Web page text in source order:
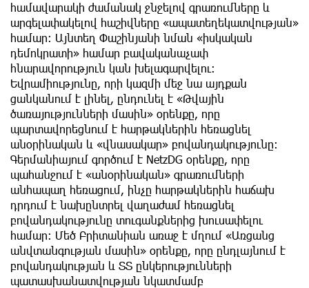
համավարակի ժամանակ ջնջելով գրառումները և
արգելափակելով հաշիվները «ապատեղեկատվության»
համար: Այնտեղ Փաշինյանի նման «իսկական
դեմոկրատի» համար բավականաչափ
հնարավորություն կան խելագարվելու։
Եվրամիությունը, որի կազմի մեջ նա այդքան
ցանկանում է լինել, ընդունել է «Թվային
ծառայությունների մասին» օրենքը, որը
պարտավորեցնում է հարթակներին հեռացնել
անօրինական և «վնասակար» բովանդակությունը:
Գերմանիայում գործում է NetzDG օրենքը, որը
պահանջում է «անօրինական» գրառումների
անհապաղ հեռացում, ինչը հարթակներին հաճախ
դրդում է նախընտրել վաղաժամ հեռացնել
բովանդակությունը տուգանքներից խուսափելու
համար: Մեծ Բրիտանիան առաջ է մղում «Առցանց
անվտանգության մասին» օրենքը, որը ընդլայնում է
բովանդակության և ՏՏ ընկերությունների
պատասխանատվության նկատմամբ